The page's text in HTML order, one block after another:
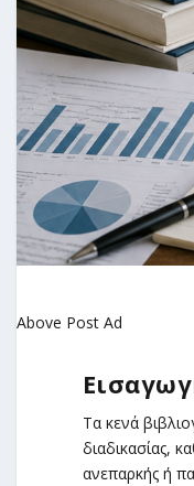
Above Post Ad
Τα κενά
διαδικασίας,
ανεπαρκής ή